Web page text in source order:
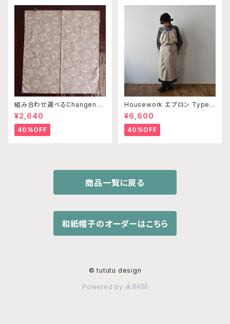
組み合わせ選べるChangenab
leエプロン ※前部分のみ エ
ンゼルフィッシュピングベージュ
×ライトブラウン （※本体部分
は別売りです）
¥2,640
40%OFF
Housework エプロン TypeC
／コットンリネン ベージュ
¥6,600
40%OFF
商品一覧に戻る
和紙帽子のオーダーはこちら
© tututu design
Powered by